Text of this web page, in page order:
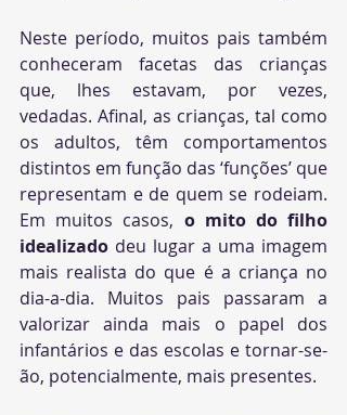
Neste período, muitos pais também
conheceram facetas das crianças
que, lhes estavam, por vezes,
vedadas. Afinal, as crianças, tal como
os adultos, têm comportamentos
distintos em função das ‘funções’ que
representam e de quem se rodeiam.
Em muitos casos, o mito do filho
idealizado deu lugar a uma imagem
mais realista do que é a criança no
dia-a-dia. Muitos pais passaram a
valorizar ainda mais o papel dos
infantários e das escolas e tornar-se-
ão, potencialmente, mais presentes.